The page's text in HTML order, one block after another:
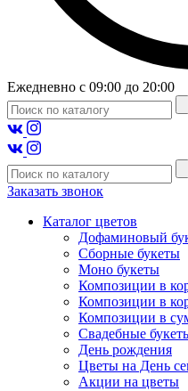
Ежедневно с 09:00 до 20:00
Заказать звонок
Каталог цветов
Дофаминовый
Сборные букеты
Моно букеты
Композиции в
Композиции в
Композиции в
Свадебные
День рождения
Цветы на День
Акции на цветы